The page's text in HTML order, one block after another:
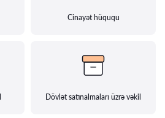
Cinayət hüququ
Dövlət satınalmaları üzrə vəkil